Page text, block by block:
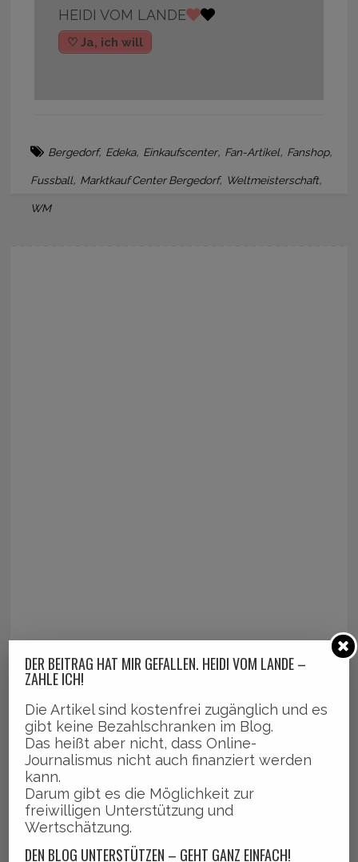
HEIDI VOM LANDE
♡ Ja, ich will
Bergedorf, Edeka, Einkaufscenter, Fan-Artikel, Fanshop,
Fussball, Marktkauf Center Bergedorf, Weltmeisterschaft,
WM
DER BEITRAG HAT MIR GEFALLEN. HEIDI VOM LANDE –
ZAHLE ICH!
Die Artikel sind kostenfrei zugänglich und es
gibt keine Bezahlschranken im Blog.
Das heißt aber nicht, dass Online-
Journalismus nicht auch finanziert werden
kann.
Darum gibt es die Möglichkeit zur
freiwilligen Unterstützung und
Wertschätzung.
DEN BLOG UNTERSTÜTZEN – GEHT GANZ EINFACH!